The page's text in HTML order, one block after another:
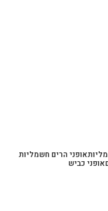
אופני הרים חשמליות
אופני כביש